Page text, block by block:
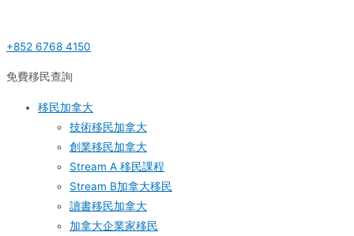
content
+852 6768 4150
免費移民查詢
移民加拿大
技術移民加拿大
創業移民加拿大
Stream A 移民課程
Stream B加拿大移民
讀書移民加拿大
加拿大企業家移民
a
r